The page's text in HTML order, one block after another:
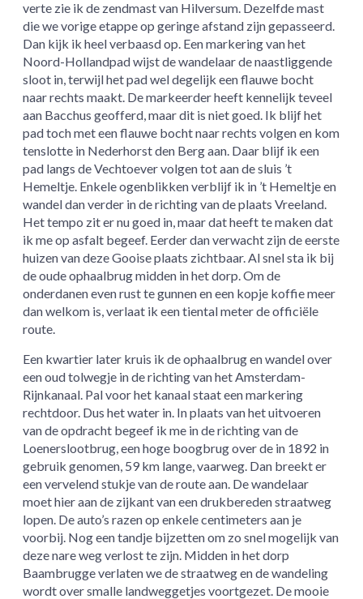
verte zie ik de zendmast van Hilversum. Dezelfde mast
die we vorige etappe op geringe afstand zijn gepasseerd.
Dan kijk ik heel verbaasd op. Een markering van het
Noord-Hollandpad wijst de wandelaar de naastliggende
sloot in, terwijl het pad wel degelijk een flauwe bocht
naar rechts maakt. De markeerder heeft kennelijk teveel
aan Bacchus geofferd, maar dit is niet goed. Ik blijf het
pad toch met een flauwe bocht naar rechts volgen en kom
tenslotte in Nederhorst den Berg aan. Daar blijf ik een
pad langs de Vechtoever volgen tot aan de sluis ’t
Hemeltje. Enkele ogenblikken verblijf ik in ’t Hemeltje en
wandel dan verder in de richting van de plaats Vreeland.
Het tempo zit er nu goed in, maar dat heeft te maken dat
ik me op asfalt begeef. Eerder dan verwacht zijn de eerste
huizen van deze Gooise plaats zichtbaar. Al snel sta ik bij
de oude ophaalbrug midden in het dorp. Om de
onderdanen even rust te gunnen en een kopje koffie meer
dan welkom is, verlaat ik een tiental meter de officiële
route.
Een kwartier later kruis ik de ophaalbrug en wandel over
een oud tolwegje in de richting van het Amsterdam-
Rijnkanaal. Pal voor het kanaal staat een markering
rechtdoor. Dus het water in. In plaats van het uitvoeren
van de opdracht begeef ik me in de richting van de
Loenerslootbrug, een hoge boogbrug over de in 1892 in
gebruik genomen, 59 km lange, vaarweg. Dan breekt er
een vervelend stukje van de route aan. De wandelaar
moet hier aan de zijkant van een drukbereden straatweg
lopen. De auto’s razen op enkele centimeters aan je
voorbij. Nog een tandje bijzetten om zo snel mogelijk van
deze nare weg verlost te zijn. Midden in het dorp
Baambrugge verlaten we de straatweg en de wandeling
wordt over smalle landweggetjes voortgezet. De mooie